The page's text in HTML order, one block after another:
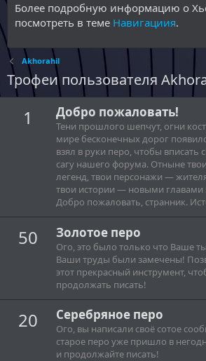
Более подробную информацию о
посмотреть в теме Навигациия.
Akhorahil
Трофеи пользователя
1 Добро пожаловать!
Тени прошлого шепчут, огни
мире бесконечных дорог
взял в руки перо, чтобы вписать
сагу нашего форума. Отныне
легенд, твои персонажи —
твои истории — новыми главами
Добро пожаловать, странник.
50 Золотое перо
Ого, это было только что Ваше
Ваши труды были замечены!
этот прекрасный инструмент,
продолжать писать!
20 Серебряное перо
Ого, вы написали своё сотое
старое перо уже пришло в
и продолжайте писать!